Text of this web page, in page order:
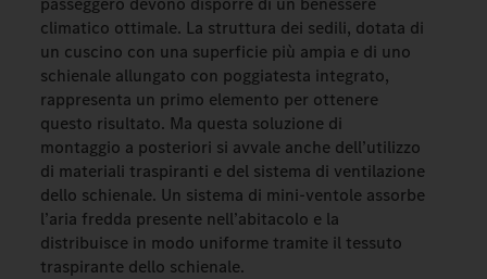
climatico ottimale. La struttura dei sedili, dotata di
un cuscino con una superficie più ampia e di uno
schienale allungato con poggiatesta integrato,
rappresenta un primo elemento per ottenere
questo risultato. Ma questa soluzione di
montaggio a posteriori si avvale anche dell’utilizzo
di materiali traspiranti e del sistema di ventilazione
dello schienale. Un sistema di mini-ventole assorbe
l’aria fredda presente nell’abitacolo e la
distribuisce in modo uniforme tramite il tessuto
traspirante dello schienale.